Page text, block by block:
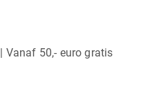
Vanaf 50,- euro gratis